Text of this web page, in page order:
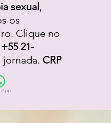
sexual,
os
Clique no
21-
jornada. CRP